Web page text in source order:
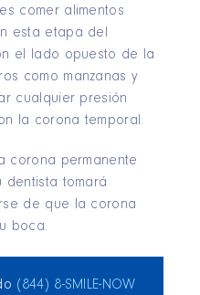
comer alimentos
esta etapa del
el lado opuesto de la
como manzanas y
cualquier presión
la corona temporal.
corona permanente
dentista tomará
de que la corona
boca.
(844) 8‑SMILE‑NOW